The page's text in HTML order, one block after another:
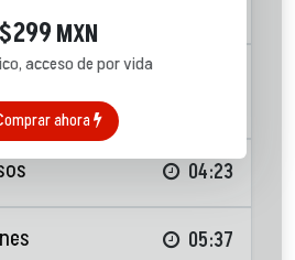
al testamento en
04:23
05:37
$299 MXN
acceso de por vida
ahora